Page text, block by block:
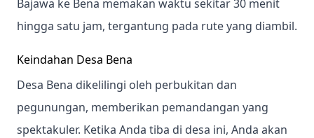
Bajawa ke Bena memakan waktu sekitar 30 menit
hingga satu jam, tergantung pada rute yang diambil.
Keindahan Desa Bena
Desa Bena dikelilingi oleh perbukitan dan
pegunungan, memberikan pemandangan yang
spektakuler. Ketika Anda tiba di desa ini, Anda akan